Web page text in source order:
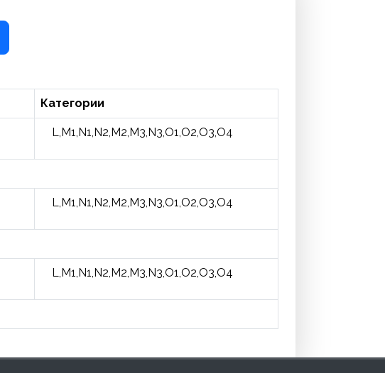
Категории
L,M1,N1,N2,M2,M3,N3,O1,O2,O3,O4
L,M1,N1,N2,M2,M3,N3,O1,O2,O3,O4
L,M1,N1,N2,M2,M3,N3,O1,O2,O3,O4